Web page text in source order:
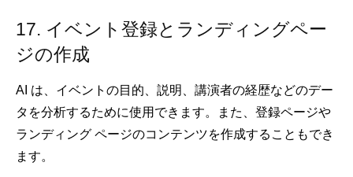
17. イベント登録とランディングペー
ジの作成
AI は、イベントの目的、説明、講演者の経歴などのデー
タを分析するために使用できます。また、登録ページや
ランディング ページのコンテンツを作成することもでき
ます。